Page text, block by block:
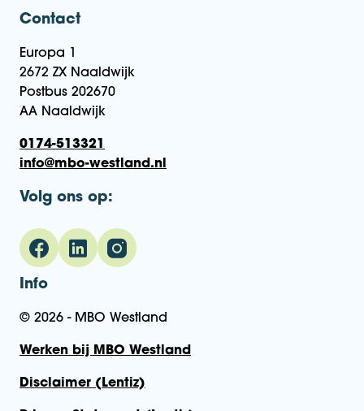
Info
© 2026 - MBO Westland
Werken bij MBO Westland
Disclaimer (Lentiz)
Contact
Europa 1
2672 ZX Naaldwijk
Postbus 202670
AA Naaldwijk
0174-513321
info@mbo-westland.nl
Volg ons op: